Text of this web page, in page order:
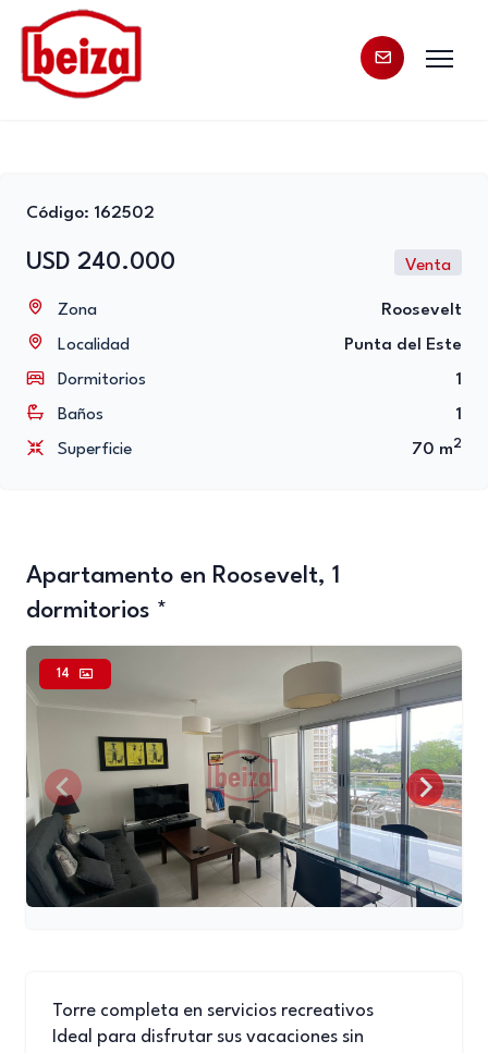
Código: 162502
USD 240.000 Venta
Zona
Roosevelt
Localidad
Punta del Este
Dormitorios
1
Baños
1
Superficie
70 m2
Apartamento en Roosevelt, 1
dormitorios *
14
Torre completa en servicios recreativos
Ideal para disfrutar sus vacaciones sin